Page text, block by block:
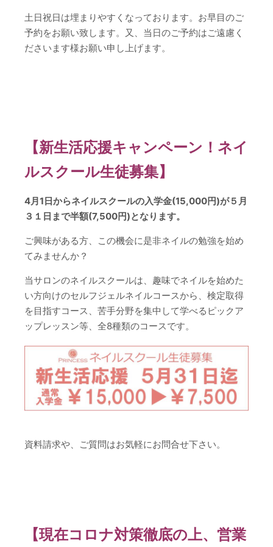
土日祝日は埋まりやすくなっております。お早目のご
予約をお願い致します。又、当日のご予約はご遠慮く
ださいます様お願い申し上げます。
【新生活応援キャンペーン！ネイ
ルスクール生徒募集】
4月1日からネイルスクールの入学金(15,000円)が５月
３１日まで半額(7,500円)となります。
ご興味がある方、この機会に是非ネイルの勉強を始め
てみませんか？
当サロンのネイルスクールは、趣味でネイルを始めた
い方向けのセルフジェルネイルコースから、検定取得
を目指すコース、苦手分野を集中して学べるピックア
ップレッスン等、全8種類のコースです。
資料請求や、ご質問はお気軽にお問合せ下さい。
【現在コロナ対策徹底の上、営業